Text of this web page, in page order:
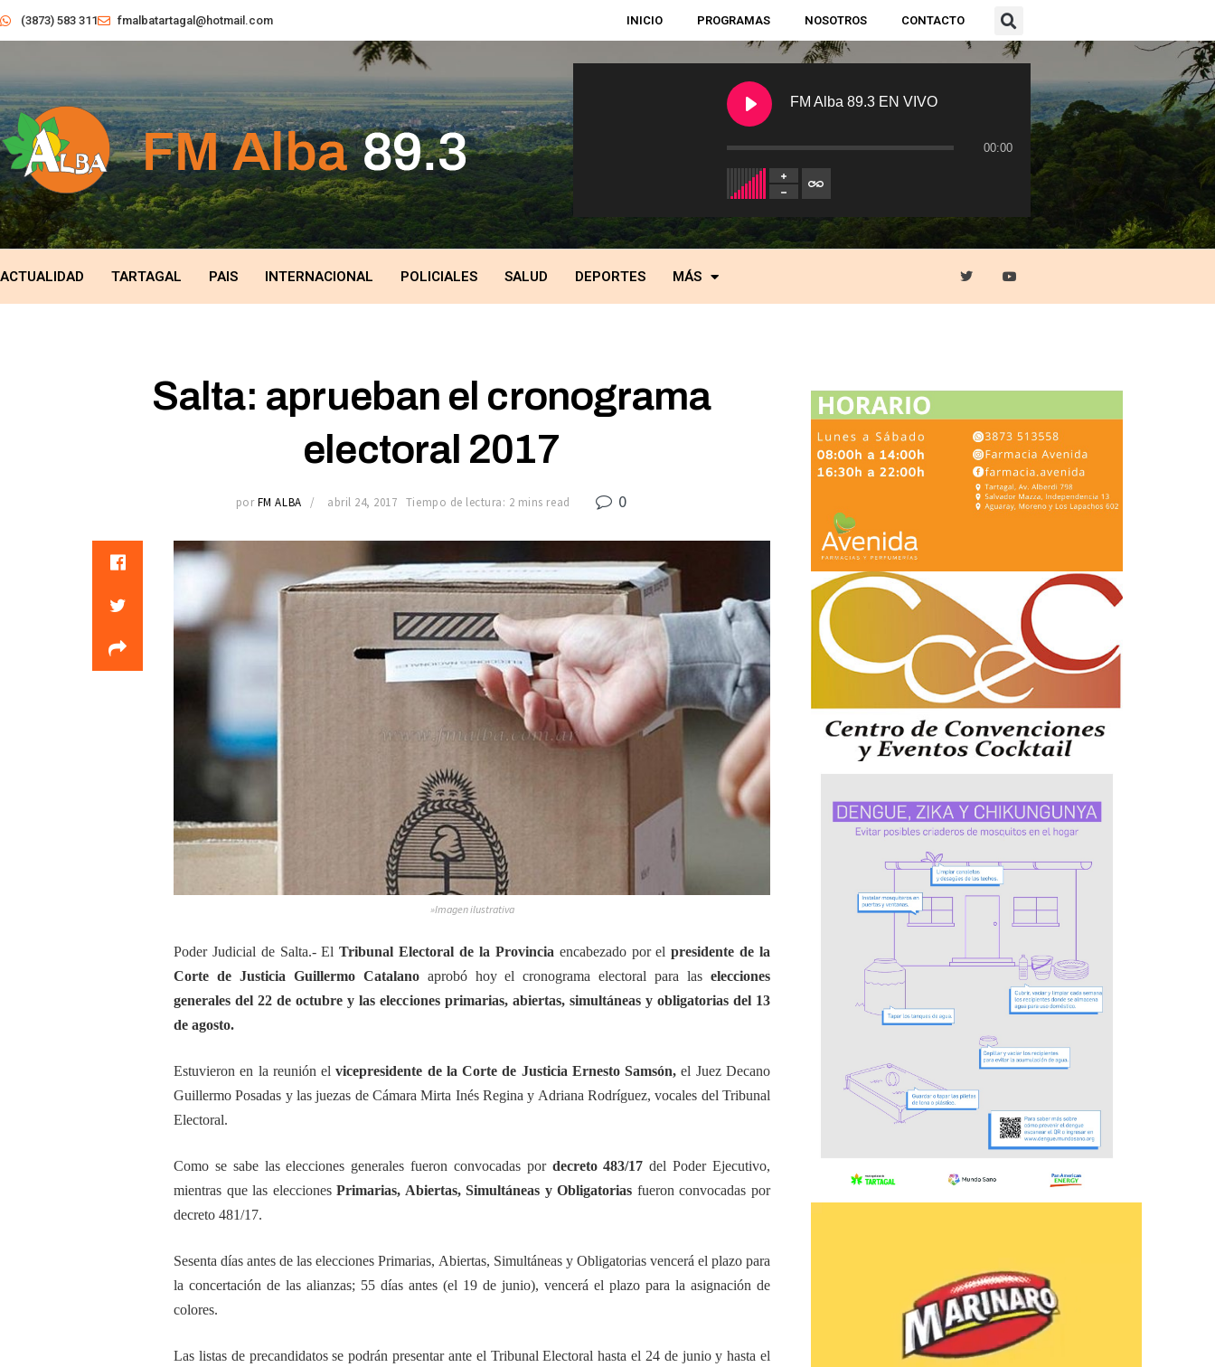
(3873) 583 311 fmalbatartagal@hotmail.com INICIO PROGRAMAS NOSOTROS CONTACTO
FM Alba 89.3 EN VIVO
00:00
ACTUALIDAD TARTAGAL PAIS INTERNACIONAL POLICIALES SALUD DEPORTES MÁS
Salta: aprueban el cronograma
electoral 2017
por FM ALBA abril 24, 2017 Tiempo de lectura: 2 mins read 0
»Imagen ilustrativa
Poder Judicial de Salta.- El Tribunal Electoral de la Provincia encabezado por elpresidente de la
Corte de Justicia Guillermo Catalanoaprobó hoy el cronograma electoral para laselecciones
generales del 22 de octubre y las elecciones primarias, abiertas, simultáneas y obligatorias del 13
de agosto.
Estuvieron en la reunión el vicepresidente de la Corte de Justicia Ernesto Samsón, el Juez Decano
Guillermo Posadas y las juezas de Cámara Mirta Inés Regina y Adriana Rodríguez, vocales del Tribunal
Electoral.
Como se sabe las elecciones generales fueron convocadas por decreto 483/17 del Poder Ejecutivo,
mientras que las eleccionesPrimarias, Abiertas, Simultáneas y Obligatorias fueron convocadas por
decreto 481/17.
Sesenta días antes de las elecciones Primarias, Abiertas, Simultáneas y Obligatorias vencerá el plazo para
la concertación de las alianzas; 55 días antes (el 19 de junio), vencerá el plazo para la asignación de
colores.
Las listas de precandidatos se podrán presentar ante el Tribunal Electoral hasta el 24 de junio y hasta el